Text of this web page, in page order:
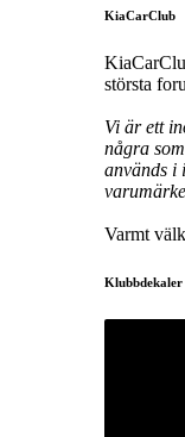
KiaCarClub
största
Vi är ett
några
används i
Varmt
Klubbdekaler